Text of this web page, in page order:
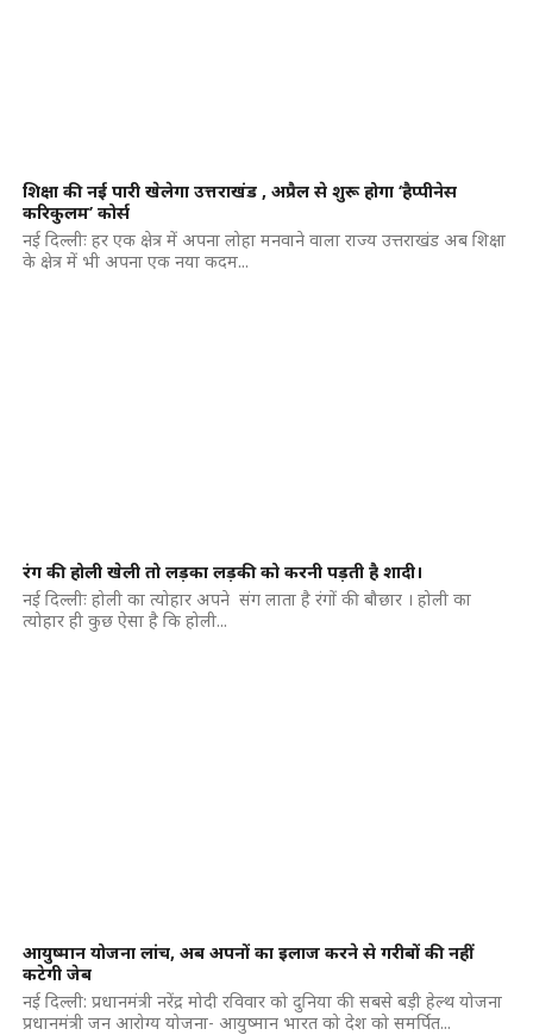
शिक्षा की नई पारी खेलेगा उत्तराखंड , अप्रैल से शुरू होगा ‘हैप्पीनेस
करिकुलम’ कोर्स
नई दिल्लीः हर एक क्षेत्र में अपना लोहा मनवाने वाला राज्य उत्तराखंड अब शिक्षा
के क्षेत्र में भी अपना एक नया कदम...
रंग की होली खेली तो लड़का लड़की को करनी पड़ती है शादी।
नई दिल्लीः होली का त्योहार अपने संग लाता है रंगों की बौछार । होली का
त्योहार ही कुछ ऐसा है कि होली...
आयुष्मान योजना लांच, अब अपनों का इलाज करने से गरीबों की नहीं
कटेगी जेब
नई दिल्ली: प्रधानमंत्री नरेंद्र मोदी रविवार को दुनिया की सबसे बड़ी हेल्थ योजना
प्रधानमंत्री जन आरोग्य योजना- आयुष्मान भारत को देश को समर्पित...